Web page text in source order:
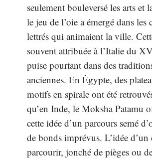
seulement bouleversé les arts et
le jeu de l’oie a émergé dans les
lettrés qui animaient la ville.
souvent attribuée à l’Italie du
puise pourtant dans des
anciennes. En Égypte, des
motifs en spirale ont été
qu’en Inde, le Moksha Patamu
cette idée d’un parcours semé
de bonds imprévus. L’idée d’un
parcourir, jonché de pièges ou